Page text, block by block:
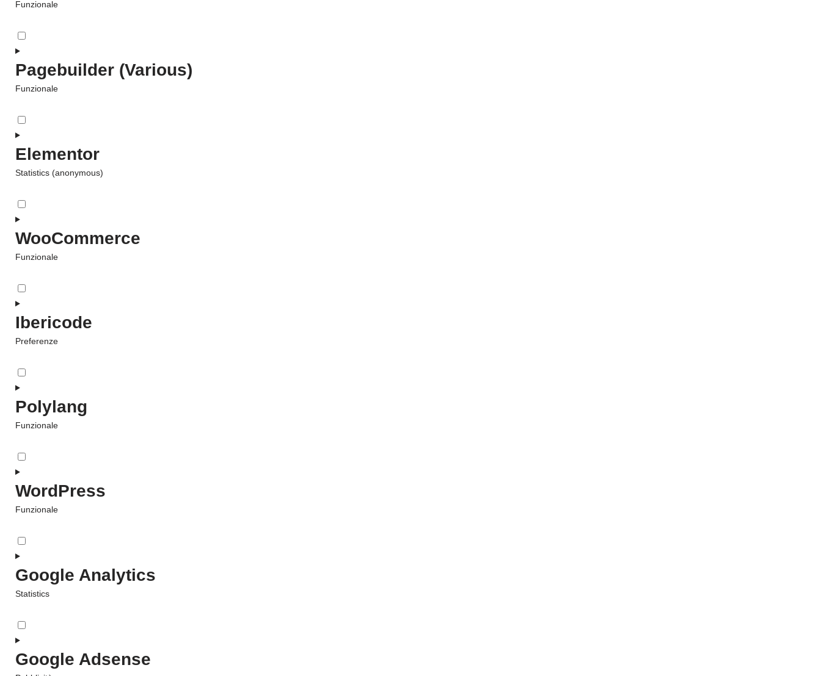
Funzionale
Pagebuilder (Various)
Funzionale
Elementor
Statistics (anonymous)
WooCommerce
Funzionale
Ibericode
Preferenze
Polylang
Funzionale
WordPress
Funzionale
Google Analytics
Statistics
Google Adsense